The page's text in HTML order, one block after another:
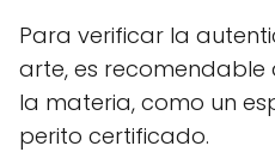
Para verificar la
arte, es recomendable
la materia, como un
perito certificado.